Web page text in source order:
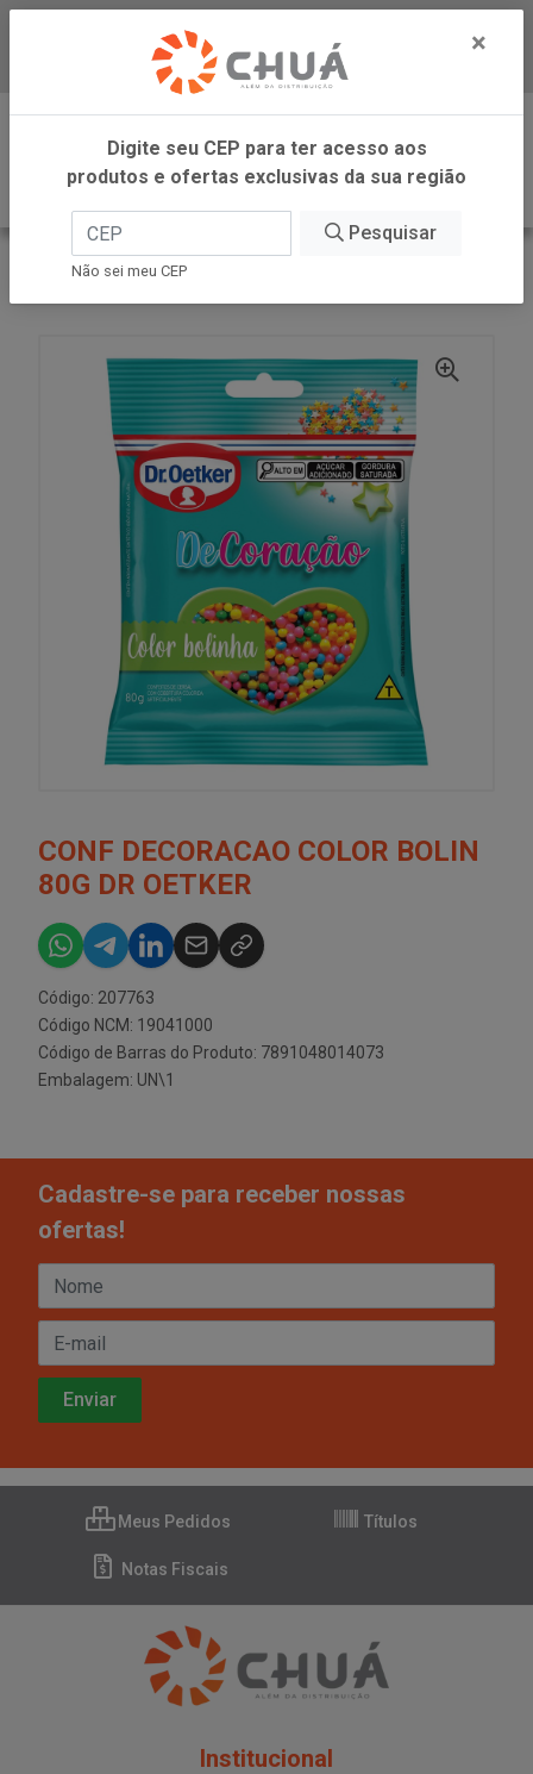
Baixe já nosso APP
0
INÍCIO
DR OETKER BRASIL
CONF DECORACAO COLOR BOLIN
80G DR OETKER
Código: 207763
Código NCM: 19041000
Código de Barras do Produto: 7891048014073
Embalagem: UN\1
Cadastre-se para receber nossas
ofertas!
Meus Pedidos Títulos
Notas Fiscais
Institucional
×
Digite seu CEP para ter acesso aos
produtos e ofertas exclusivas da sua região
Pesquisar
Não sei meu CEP